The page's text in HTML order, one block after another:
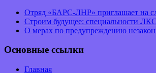
Отряд «БАРС-ЛНР» приглашает на
Строим будущее: специальности
О мерах по предупреждению
Основные ссылки
Главная